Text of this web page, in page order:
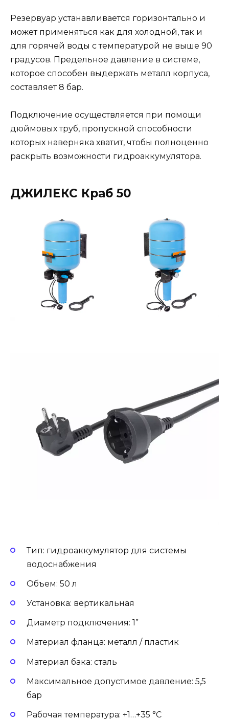
Резервуар устанавливается горизонтально и
может применяться как для холодной, так и
для горячей воды с температурой не выше 90
градусов. Предельное давление в системе,
которое способен выдержать металл корпуса,
составляет 8 бар.
Подключение осуществляется при помощи
дюймовых труб, пропускной способности
которых наверняка хватит, чтобы полноценно
раскрыть возможности гидроаккумулятора.
ДЖИЛЕКС Краб 50
Тип: гидроаккумулятор для системы
водоснабжения
Объем: 50 л
Установка: вертикальная
Диаметр подключения: 1”
Материал фланца: металл / пластик
Материал бака: сталь
Максимальное допустимое давление: 5,5
бар
Рабочая температура: +1…+35 °С